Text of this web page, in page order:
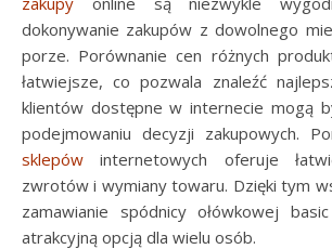
dokonywanie zakupów z dowolnego
porze. Porównanie cen różnych
łatwiejsze, co pozwala znaleźć
klientów dostępne w internecie mogą
podejmowaniu decyzji zakupowych.
sklepów internetowych oferuje
zwrotów i wymiany towaru. Dzięki tym
zamawianie spódnicy ołówkowej
atrakcyjną opcją dla wielu osób.